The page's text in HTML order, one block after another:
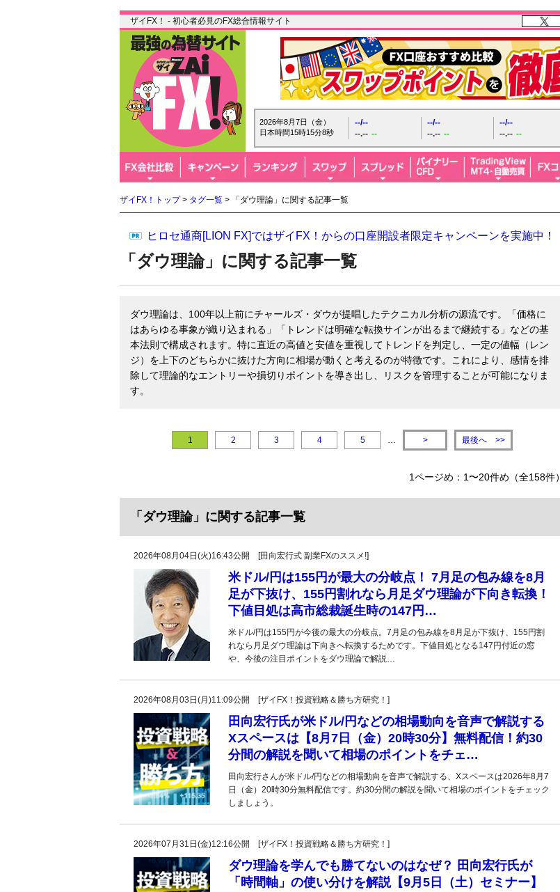
ザイFX！ - 初心者必見のFX総合情報サイト
2026年8月7日（金）
日本時間15時15分10秒
--/--
--.-- --
--/--
--.-- --
--/--
--.-- --
ザイFX！トップ> タグ一覧 > 「ダウ理論」に関する記事一覧
ヒロセ通商[LION FX]ではザイFX！からの口座開設者限定キャンペーンを実施中！
「ダウ理論」に関する記事一覧
ダウ理論は、100年以上前にチャールズ・ダウが提唱したテクニカル分析の源流です。「価格に
はあらゆる事象が織り込まれる」「トレンドは明確な転換サインが出るまで継続する」などの基
本法則で構成されます。特に直近の高値と安値を重視してトレンドを判定し、一定の値幅（レン
ジ）を上下のどちらかに抜けた方向に相場が動くと考えるのが特徴です。これにより、感情を排
除して理論的なエントリーや損切りポイントを導き出し、リスクを管理することが可能になりま
す。
1 2 3 4 5 … > 最後へ >>
1ページめ：1〜20件め（全158件）
「ダウ理論」に関する記事一覧
2026年08月04日(火)16:43公開 [田向宏行式 副業FXのススメ!]
米ドル/円は155円が最大の分岐点！ 7月足の包み線を8月
足が下抜け、155円割れなら月足ダウ理論が下向き転換！
下値目処は高市総裁誕生時の147円…
米ドル/円は155円が今後の最大の分岐点。7月足の包み線を8月足が下抜け、155円割
れなら月足ダウ理論は下向きへ転換するためです。下値目処となる147円付近の窓
や、今後の注目ポイントをダウ理論で解説…
2026年08月03日(月)11:09公開 [ザイFX！投資戦略＆勝ち方研究！]
田向宏行氏が米ドル/円などの相場動向を音声で解説する
Xスペースは【8月7日（金）20時30分】無料配信！約30
分間の解説を聞いて相場のポイントをチェ…
田向宏行さんが米ドル/円などの相場動向を音声で解説する、Xスペースは2026年8月7
日（金）20時30分無料配信です。約30分間の解説を聞いて相場のポイントをチェック
しましょう。
2026年07月31日(金)12:16公開 [ザイFX！投資戦略＆勝ち方研究！]
ダウ理論を学んでも勝てないのはなぜ？ 田向宏行氏が
「時間軸」の使い分けを解説【9月5日（土）セミナー】